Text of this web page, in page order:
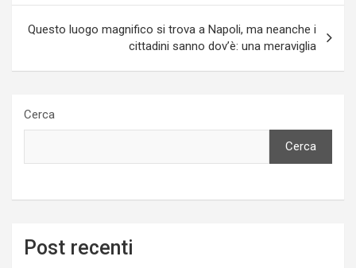
Questo luogo magnifico si trova a Napoli, ma neanche i
cittadini sanno dov’è: una meraviglia
Cerca
Cerca
Post recenti